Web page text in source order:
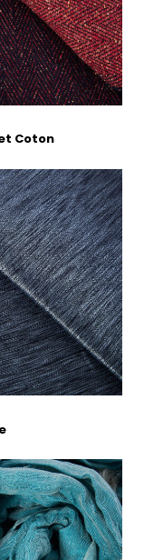
Coton